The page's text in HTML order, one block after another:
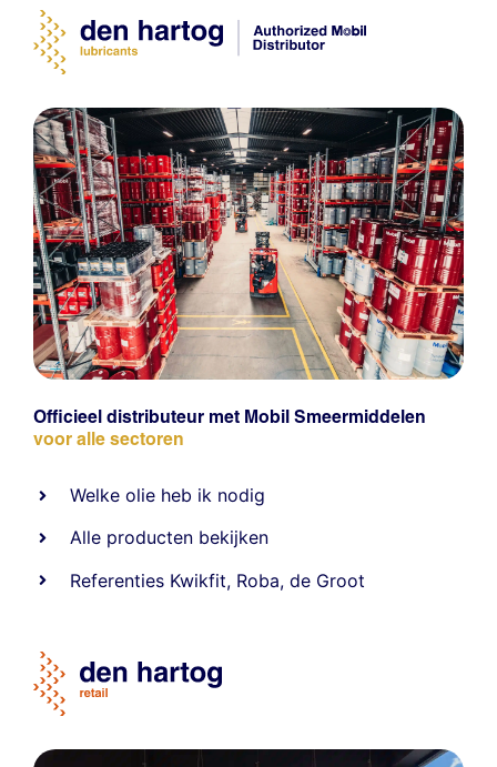
Officieel distributeur met Mobil Smeermiddelen
voor alle sectoren
Welke olie heb ik nodig
Alle producten bekijken
Referenties Kwikfit, Roba,de Groot